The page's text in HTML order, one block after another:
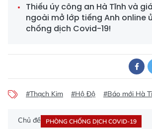
Thiếu úy công an Hà Tĩnh và
ngoài mở lớp tiếng Anh online
chống dịch Covid-19!
#Thạch Kim #Hộ Độ #Báo mới Hà
Chủ đề PHÒNG CHỐNG DỊCH COVID-19